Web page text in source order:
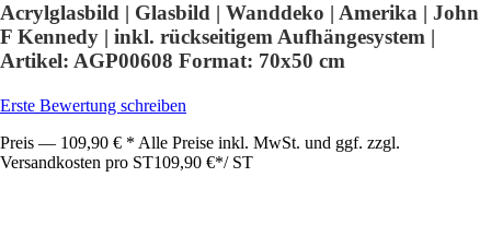
Acrylglasbild | Glasbild | Wanddeko | Amerika | John
F Kennedy | inkl. rückseitigem Aufhängesystem |
Artikel: AGP00608 Format: 70x50 cm
Erste Bewertung schreiben
Preis — 109,90 € * Alle Preise inkl. MwSt. und ggf. zzgl.
Versandkosten pro ST109,90 €*/ ST